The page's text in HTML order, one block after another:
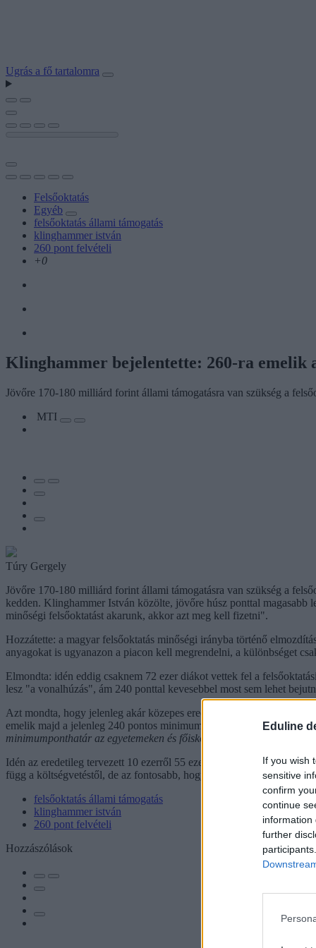
Eduline
If you wish
sensitive
confirm
continue
information
further
Ugrás a fő tartalomra
Felsőoktatás
Egyéb
felsőoktatás állami támogatás
klinghammer istván
260 pont felvételi
+0
Klinghammer bejelentette: 260-ra
Jövőre 170-180 milliárd forint állami támogatásra van szükség a
MTI
Túry Gergely
Jövőre 170-180 milliárd forint állami támogatásra van szükség a
kedden. Klinghammer István közölte, jövőre húsz ponttal magasabb
minőségi felsőoktatást akarunk, akkor azt meg kell fizetni".
Hozzátette: a magyar felsőoktatás minőségi irányba történő
anyagokat is ugyanazon a piacon kell megrendelni, a különbséget
Elmondta: idén eddig csaknem 72 ezer diákot vettek fel a
lesz "a vonalhúzás", ám 240 ponttal kevesebbel most sem lehet
Azt mondta, hogy jelenleg akár közepes eredményekkel is be lehet
emelik majd a jelenleg 240 pontos minimum ponthatárt, persze
minimumponthatár az egyetemeken és főiskolákon -
Idén az eredetileg tervezett 10 ezerről 55 ezerre emelkedett az
függ a költségvetéstől, de az fontosabb, hogy hányan fognak
felsőoktatás állami támogatás
klinghammer istván
260 pont felvételi
Hozzászólások